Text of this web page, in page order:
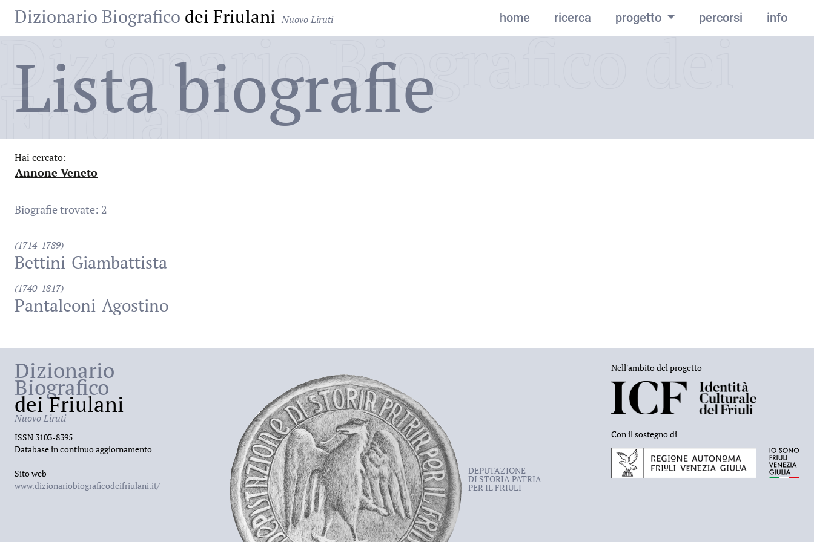
Dizionario Biografico dei Friulani Nuovo Liruti home ricerca progetto percorsi info
Dizionario Biografico dei
Friulani
Lista biografie
Hai cercato:
Annone Veneto
Biografie trovate: 2
(1714-1789)
Bettini Giambattista
(1740-1817)
Pantaleoni Agostino
Dizionario
Biografico
dei Friulani
Nuovo Liruti
ISSN 3103-8395
Database in continuo aggiornamento
Sito web
www.dizionariobiograficodeifriulani.it/
DEPUTAZIONE
DI STORIA PATRIA
PER IL FRIULI
Nell'ambito del progetto
Con il sostegno di